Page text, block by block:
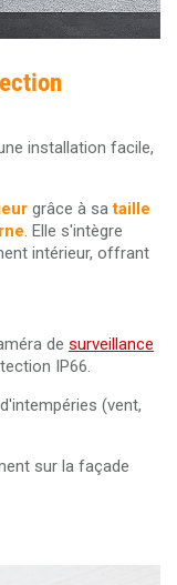
installation facile,
grâce à sataille
. Elle s'intègre
intérieur, offrant
de surveillance
IP66.
(vent,
sur la façade